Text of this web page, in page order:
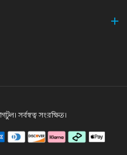
সর্বস্বত্ব সংরক্ষিত।